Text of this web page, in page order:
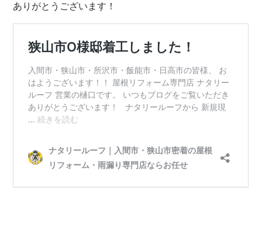
ありがとうございます！